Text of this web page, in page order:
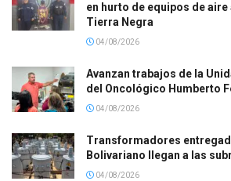
en hurto de equipos de
Tierra Negra
04/08/2026
Avanzan trabajos de la
del Oncológico Humberto
04/08/2026
Transformadores
Bolivariano llegan a las
04/08/2026